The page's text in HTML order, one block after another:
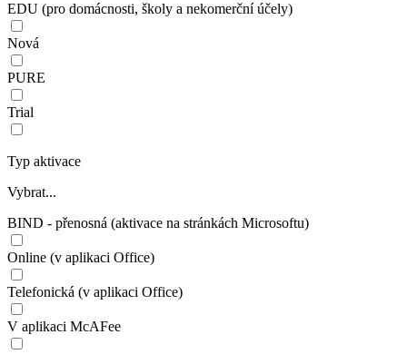
EDU (pro domácnosti, školy a nekomerční účely)
Nová
PURE
Trial
Typ aktivace
Vybrat...
BIND - přenosná (aktivace na stránkách Microsoftu)
Online (v aplikaci Office)
Telefonická (v aplikaci Office)
V aplikaci McAFee